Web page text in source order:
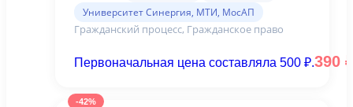
подготовку дела - КЕЙС №3
(Синергия)
Университет Синергия, МТИ, МосАП
Гражданский процесс, Гражданское право
Первоначальная цена составляла 500 ₽.390
-42%